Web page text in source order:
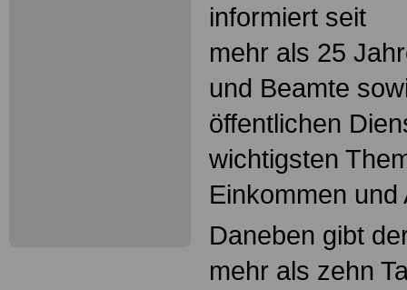
informiert seit
mehr als 25
und Beamte
öffentlichen
wichtigsten
Einkommen
Daneben gibt
mehr als zehn